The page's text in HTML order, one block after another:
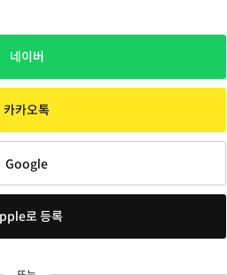
네이버
카카오톡
Google
로 등록